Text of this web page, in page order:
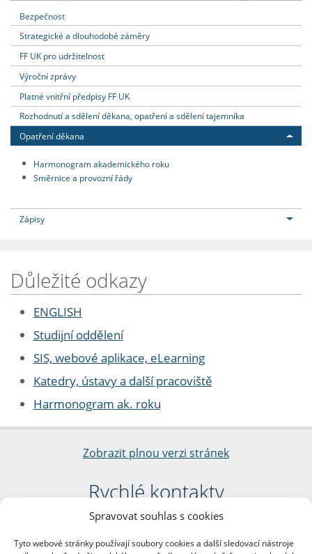
Spravovat souhlas s cookies
Tyto webové stránky používají soubory cookies a další sledovací nástroje
Bezpečnost
Strategické a dlouhodobé záměry
FF UK pro udržitelnost
Výroční zprávy
Platné vnitřní předpisy FF UK
Rozhodnutí a sdělení děkana, opatření a sdělení tajemníka
Opatření děkana
Harmonogram akademického roku
Směrnice a provozní řády
Zápisy
Důležité odkazy
ENGLISH
Studijní oddělení
SIS, webové aplikace, eLearning
Katedry, ústavy a další pracoviště
Harmonogram ak. roku
Zobrazit plnou verzi stránek
Rychlé kontakty
Filozofická fakulta
nám. Jana Palacha 1/2